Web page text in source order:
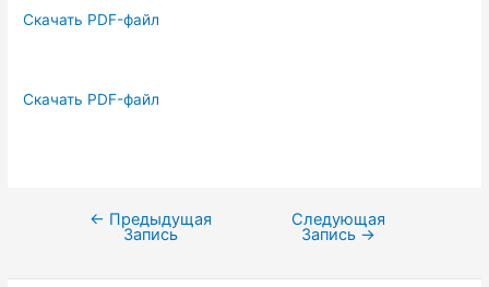
Скачать PDF-файл
Скачать PDF-файл
Навигация
записям
← Предыдущая
Запись
Следующая
Запись →